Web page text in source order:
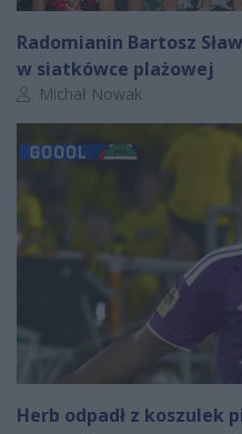
Radomianin Bartosz
w siatkówce plażowej
Autor artykułu:
Michał Nowak
Herb odpadł z koszulek